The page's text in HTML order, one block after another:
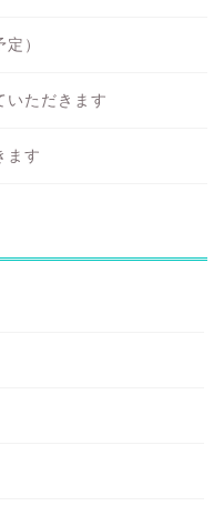
）
いただきます
ます